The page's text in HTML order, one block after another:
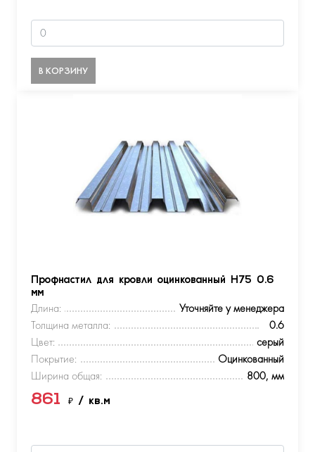
В КОРЗИНУ
Профнастил для кровли оцинкованный Н75 0.6
мм
Длина:
Уточняйте у менеджера
Толщина металла:
0.6
Цвет:
серый
Покрытие:
Оцинкованный
Ширина общая:
800, мм
861 ₽ / кв.м